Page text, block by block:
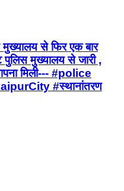
मुख्यालय से फिर एक बार
पुलिस मुख्यालय से जारी ,
मिली--- #police
#स्थानांतरण